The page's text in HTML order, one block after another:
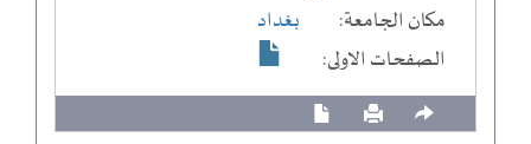
مكان الجامعة:
بغداد
الصفحات الاولى: